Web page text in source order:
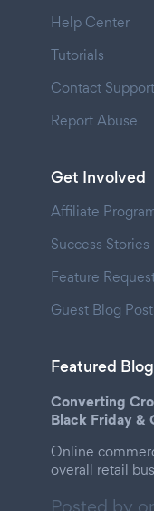
Help Center
Tutorials
Contact Support
Report Abuse
Get Involved
Affiliate
Success Stories
Feature
Guest Blog Post
Featured
Converting
Black Friday &
Online
overall retail